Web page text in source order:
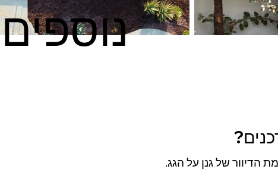
נוספים
הדיוור של גנן על הגג.